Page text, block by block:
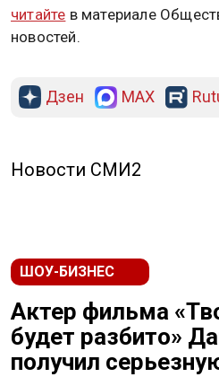
читайте в материале
новостей.
Дзен MAX
Новости СМИ2
ШОУ-БИЗНЕС
Актер фильма
будет разбито»
получил